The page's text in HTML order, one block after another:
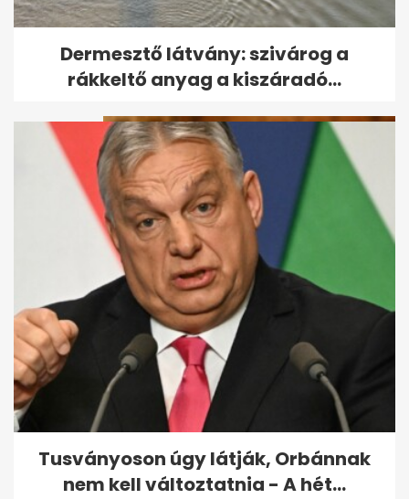
A Kossuth tér víztükrén át
rohantak az emberek a Tisza...
Mikor lesz új miniszterelnök
Magyarországon? Lépésről...
Dermesztő látvány: szivárog a
rákkeltő anyag a kiszáradó...
Tusványoson úgy látják, Orbánnak
nem kell változtatnia - A hét...